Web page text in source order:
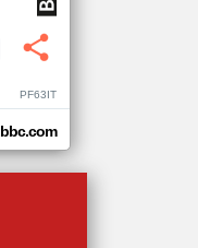
PF63IT
bbc.com